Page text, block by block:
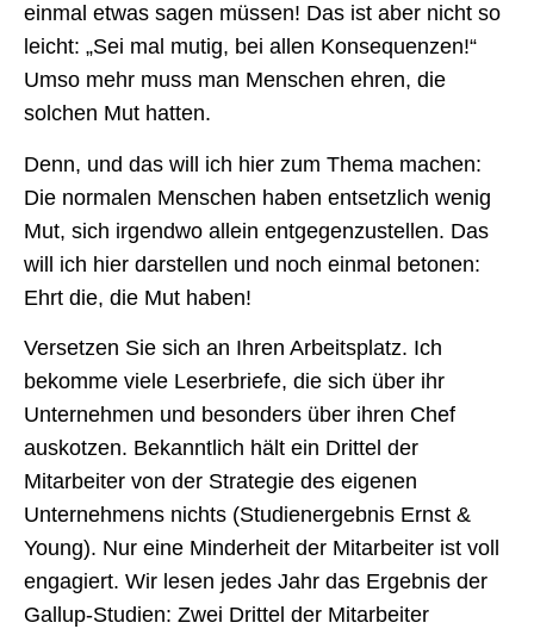
einmal etwas sagen müssen! Das ist aber nicht so
leicht: „Sei mal mutig, bei allen Konsequenzen!“
Umso mehr muss man Menschen ehren, die
solchen Mut hatten.
Denn, und das will ich hier zum Thema machen:
Die normalen Menschen haben entsetzlich wenig
Mut, sich irgendwo allein entgegenzustellen. Das
will ich hier darstellen und noch einmal betonen:
Ehrt die, die Mut haben!
Versetzen Sie sich an Ihren Arbeitsplatz. Ich
bekomme viele Leserbriefe, die sich über ihr
Unternehmen und besonders über ihren Chef
auskotzen. Bekanntlich hält ein Drittel der
Mitarbeiter von der Strategie des eigenen
Unternehmens nichts (Studienergebnis Ernst &
Young). Nur eine Minderheit der Mitarbeiter ist voll
engagiert. Wir lesen jedes Jahr das Ergebnis der
Gallup-Studien: Zwei Drittel der Mitarbeiter